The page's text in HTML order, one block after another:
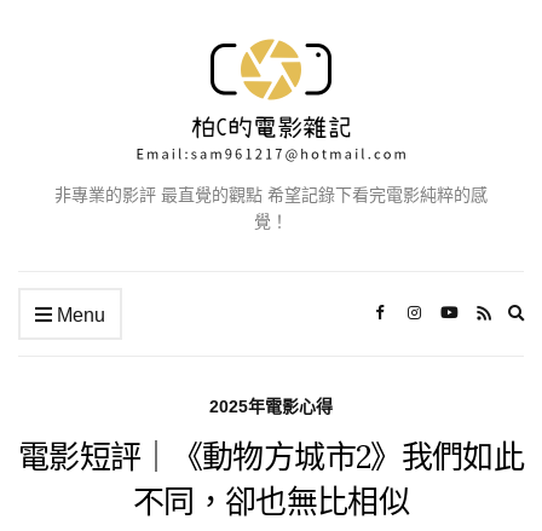
非專業的影評 最直覺的觀點 希望記錄下看完電影純粹的感
覺！
Menu
2025年電影心得
電影短評｜《動物方城市2》我們如此
不同，卻也無比相似